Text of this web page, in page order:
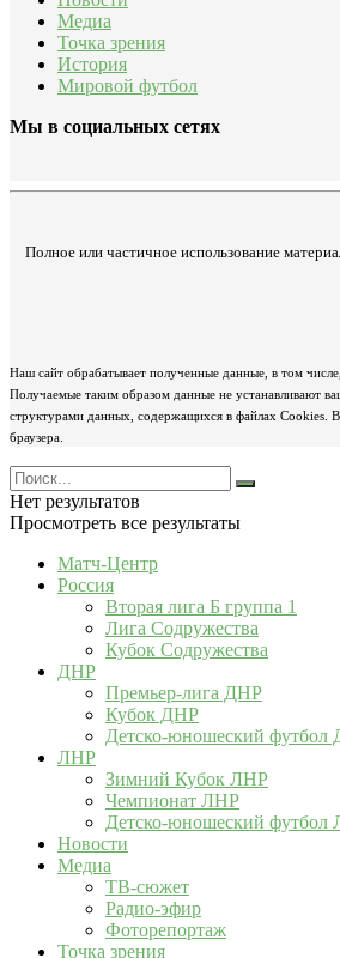
Медиа
Точка зрения
История
Мировой футбол
Мы в социальных сетях
Полное или частичное использование
Наш сайт обрабатывает полученные данные, в том
Получаемые таким образом данные не устанавливают
структурами данных, содержащихся в файлах Cookies.
браузера.
Нет результатов
Просмотреть все результаты
Матч-Центр
Россия
Вторая лига Б группа 1
Лига Содружества
Кубок Содружества
ДНР
Премьер-лига ДНР
Кубок ДНР
Детско-юношеский футбол
ЛНР
Зимний Кубок ЛНР
Чемпионат ЛНР
Детско-юношеский футбол
Новости
Медиа
ТВ-сюжет
Радио-эфир
Фоторепортаж
Точка зрения